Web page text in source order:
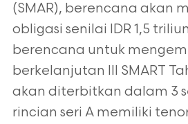
(SMAR), berencana akan
obligasi senilai IDR 1,5
berencana untuk
berkelanjutan III SMART
akan diterbitkan dalam 3
rincian seri A memiliki